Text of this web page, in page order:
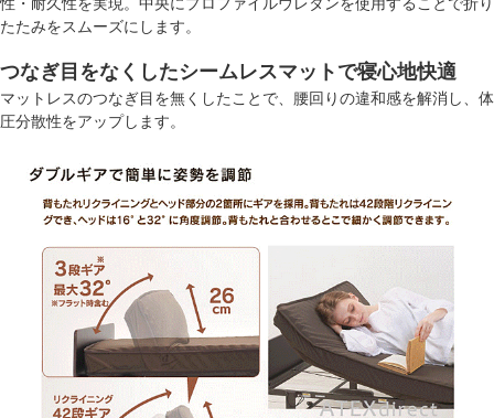
たたみをスムーズにします。
つなぎ目をなくしたシームレスマットで寝心地快適
マットレスのつなぎ目を無くしたことで、腰回りの違和感を解消し、体
圧分散性をアップします。